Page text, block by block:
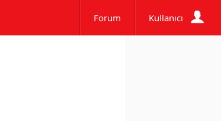
Forum Kullanıcı